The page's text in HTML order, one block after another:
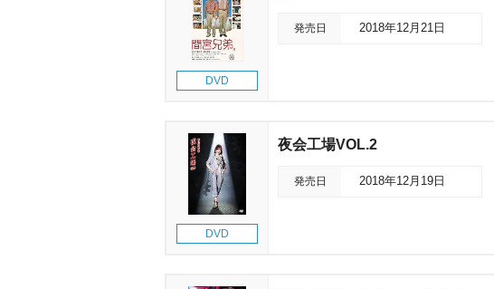
DVD
発売日 2018年12月21日
DVD
夜会工場VOL.2
発売日 2018年12月19日